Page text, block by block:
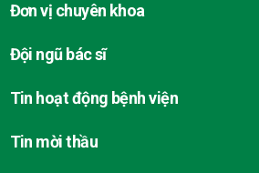
Đơn vị chuyên khoa
Đội ngũ bác sĩ
Tin hoạt động bệnh viện
Tin mời thầu